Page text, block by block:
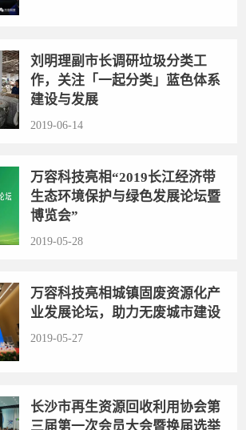
刘明理副市长调研垃圾分类工
作，关注「一起分类」蓝色体系
建设与发展
2019-06-14
万容科技亮相“2019长江经济带
生态环境保护与绿色发展论坛暨
博览会”
2019-05-28
万容科技亮相城镇固废资源化产
业发展论坛，助力无废城市建设
2019-05-27
长沙市再生资源回收利用协会第
三届第一次会员大会暨换届选举